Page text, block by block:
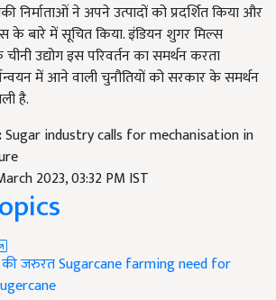
निर्माताओं ने अपने उत्पादों को प्रदर्शित किया और
के बारे में सूचित किया. इंडियन शुगर मिल्स
उद्योग इस परिवर्तन का समर्थन करता
में आने वाली चुनौतियों को सरकार के समर्थन
है.
Sugar industry calls for mechanisation in
2023, 03:32 PM IST
जरुरतSugarcane farmingneed for